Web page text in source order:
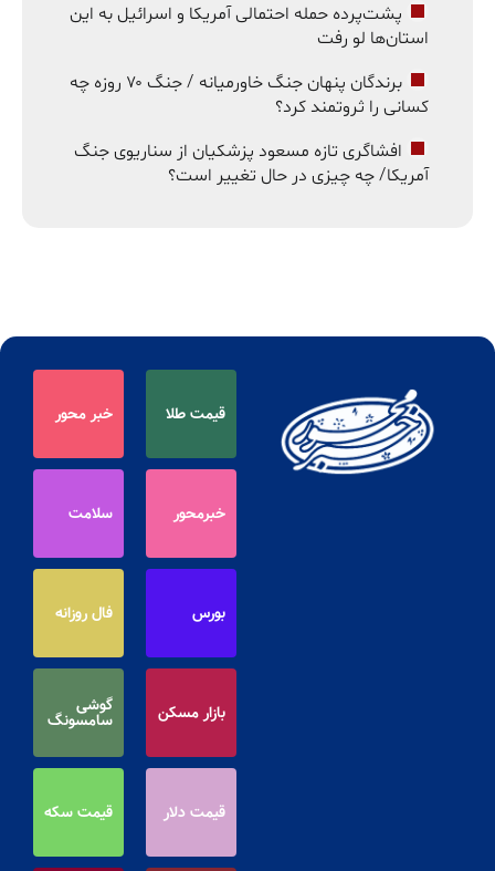
پشت‌پرده حمله احتمالی آمریکا و اسرائیل به این
استان‌ها لو رفت
برندگان پنهان جنگ خاورمیانه / جنگ ۷۰ روزه چه
کسانی را ثروتمند کرد؟
افشاگری تازه مسعود پزشکیان از سناریوی جنگ
آمریکا/ چه چیزی در حال تغییر است؟
قیمت طلا خبر محور
خبرمحور سلامت
بورس فال روزانه
بازار مسکن گوشی
سامسونگ
قیمت دلار قیمت سکه